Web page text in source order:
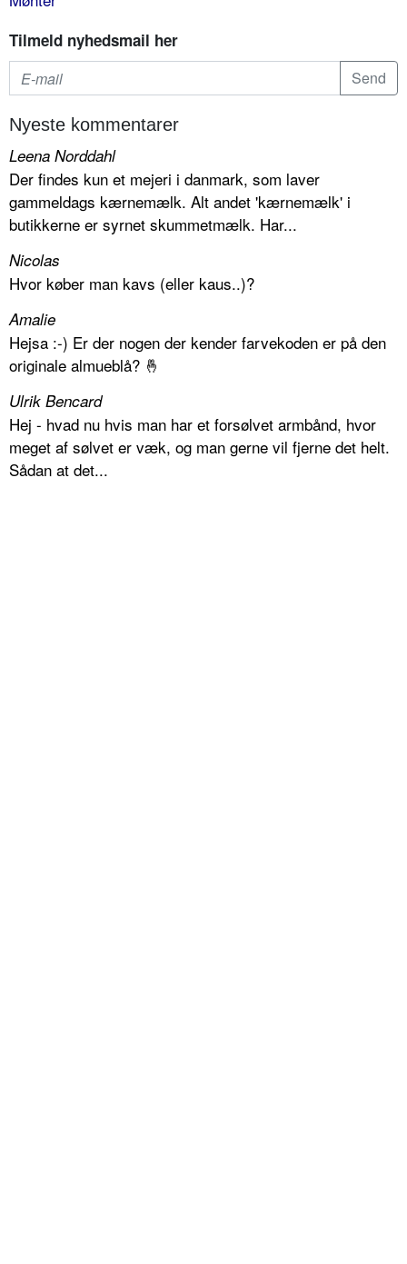
Tilmeld nyhedsmail her
Nyeste kommentarer
Leena Norddahl
Der findes kun et mejeri i danmark, som laver
gammeldags kærnemælk. Alt andet 'kærnemælk' i
butikkerne er syrnet skummetmælk. Har...
Nicolas
Hvor køber man kavs (eller kaus..)?
Amalie
Hejsa :-) Er der nogen der kender farvekoden er på den
originale almueblå? 🤞
Ulrik Bencard
Hej - hvad nu hvis man har et forsølvet armbånd, hvor
meget af sølvet er væk, og man gerne vil fjerne det helt.
Sådan at det...